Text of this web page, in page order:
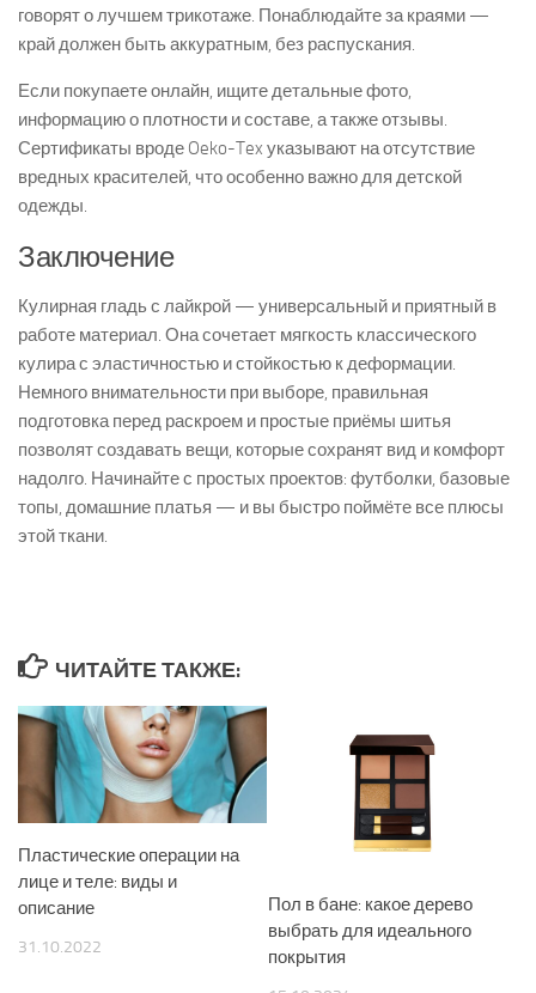
говорят о лучшем трикотаже. Понаблюдайте за краями —
край должен быть аккуратным, без распускания.
Если покупаете онлайн, ищите детальные фото,
информацию о плотности и составе, а также отзывы.
Сертификаты вроде Oeko-Tex указывают на отсутствие
вредных красителей, что особенно важно для детской
одежды.
Заключение
Кулирная гладь с лайкрой — универсальный и приятный в
работе материал. Она сочетает мягкость классического
кулира с эластичностью и стойкостью к деформации.
Немного внимательности при выборе, правильная
подготовка перед раскроем и простые приёмы шитья
позволят создавать вещи, которые сохранят вид и комфорт
надолго. Начинайте с простых проектов: футболки, базовые
топы, домашние платья — и вы быстро поймёте все плюсы
этой ткани.
ЧИТАЙТЕ ТАКЖЕ:
Пластические операции на
лице и теле: виды и
описание
31.10.2022
Пол в бане: какое дерево
выбрать для идеального
покрытия